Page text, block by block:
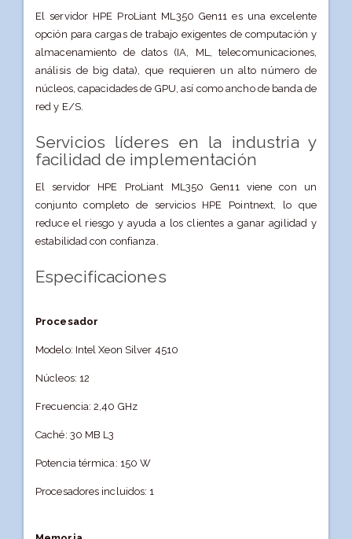
El servidor HPE ProLiant ML350 Gen11 es una excelente
opción para cargas de trabajo exigentes de computación y
almacenamiento de datos (IA, ML, telecomunicaciones,
análisis de big data), que requieren un alto número de
núcleos, capacidades de GPU, así como ancho de banda de
red y E/S.
Servicios líderes en la industria y
facilidad de implementación
El servidor HPE ProLiant ML350 Gen11 viene con un
conjunto completo de servicios HPE Pointnext, lo que
reduce el riesgo y ayuda a los clientes a ganar agilidad y
estabilidad con confianza.
Especificaciones
Procesador
Modelo: Intel Xeon Silver 4510
Núcleos: 12
Frecuencia: 2,40 GHz
Caché: 30 MB L3
Potencia térmica: 150 W
Procesadores incluidos: 1